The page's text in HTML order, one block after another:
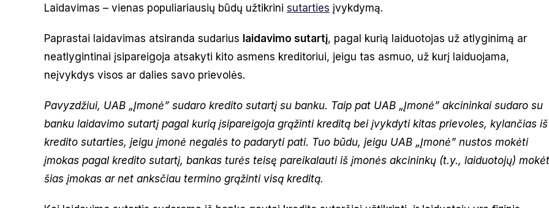
Laidavimas – vienas populiariausių būdų užtikrini sutarties įvykdymą.
Paprastai laidavimas atsiranda sudarius laidavimo sutartį, pagal kurią laiduotojas už atlyginimą ar
neatlygintinai įsipareigoja atsakyti kito asmens kreditoriui, jeigu tas asmuo, už kurį laiduojama,
neįvykdys visos ar dalies savo prievolės.
Pavyzdžiui, UAB „Įmonė” sudaro kredito sutartį su banku. Taip pat UAB „Įmonė” akcininkai sudaro su
banku laidavimo sutartį pagal kurią įsipareigoja grąžinti kreditą bei įvykdyti kitas prievoles, kylančias iš
kredito sutarties, jeigu įmonė negalės to padaryti pati. Tuo būdu, jeigu UAB „Įmonė” nustos mokėti
įmokas pagal kredito sutartį, bankas turės teisę pareikalauti iš įmonės akcininkų (t.y., laiduotojų)
šias įmokas ar net anksčiau termino grąžinti visą kreditą.